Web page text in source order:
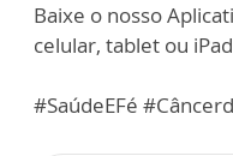
Baixe o nosso
celular, tablet ou
#SaúdeEFé